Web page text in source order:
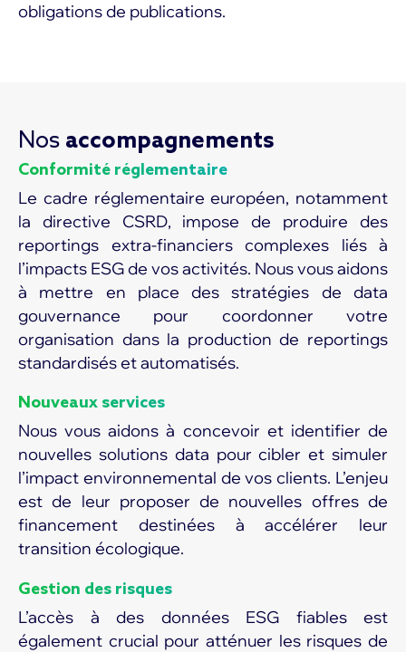
obligations de publications.
Nos accompagnements
Conformité réglementaire
Le cadre réglementaire européen, notamment
la directive CSRD, impose de produire des
reportings extra-financiers complexes liés à
l’impacts ESG de vos activités. Nous vous aidons
à mettre en place des stratégies de data
gouvernance pour coordonner votre
organisation dans la production de reportings
standardisés et automatisés.
Nouveaux services
Nous vous aidons à concevoir et identifier de
nouvelles solutions data pour cibler et simuler
l’impact environnemental de vos clients. L’enjeu
est de leur proposer de nouvelles offres de
financement destinées à accélérer leur
transition écologique.
Gestion des risques
L’accès à des données ESG fiables est
également crucial pour atténuer les risques de